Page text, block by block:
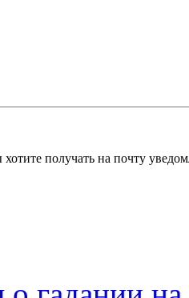
хотите получать на почту